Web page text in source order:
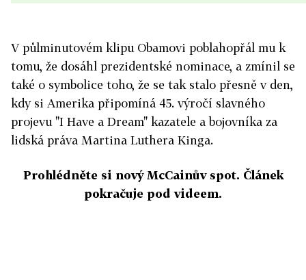
V půlminutovém klipu Obamovi poblahopřál mu k
tomu, že dosáhl prezidentské nominace, a zmínil se
také o symbolice toho, že se tak stalo přesně v den,
kdy si Amerika připomíná 45. výročí slavného
projevu "I Have a Dream" kazatele a bojovníka za
lidská práva Martina Luthera Kinga.
Prohlédněte si nový McCainův spot. Článek
pokračuje pod videem.